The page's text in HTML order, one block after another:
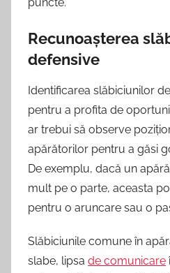
Recunoașterea
defensive
Identificarea slăbiciunilor
pentru a profita de
ar trebui să observe
apărătorilor pentru a găsi
De exemplu, dacă un
mult pe o parte, aceasta
pentru o aruncare sau o
Slăbiciunile comune în
slabe, lipsa de comunicare